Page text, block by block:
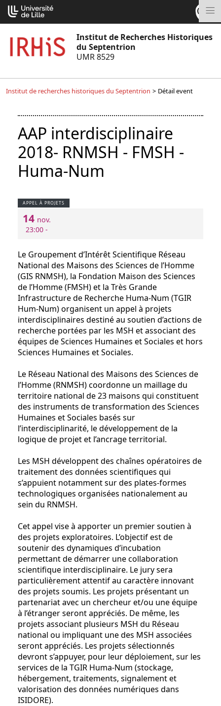
Aller
au
contenu
Institut de Recherches Historiques
du Septentrion
UMR 8529
Institut de recherches historiques du Septentrion > Détail event
AAP interdisciplinaire
2018- RNMSH - FMSH -
Huma-Num
APPEL À PROJETS
14 nov.
23:00 -
Le Groupement d’Intérêt Scientifique Réseau
National des Maisons des Sciences de l’Homme
(GIS RNMSH), la Fondation Maison des Sciences
de l’Homme (FMSH) et la Très Grande
Infrastructure de Recherche Huma-Num (TGIR
Hum-Num) organisent un appel à projets
interdisciplinaires destiné au soutien d’actions de
recherche portées par les MSH et associant des
équipes de Sciences Humaines et Sociales et hors
Sciences Humaines et Sociales.
Le Réseau National des Maisons des Sciences de
l’Homme (RNMSH) coordonne un maillage du
territoire national de 23 maisons qui constituent
des instruments de transformation des Sciences
Humaines et Sociales basés sur
l’interdisciplinarité, le développement de la
logique de projet et l’ancrage territorial.
Les MSH développent des chaînes opératoires de
traitement des données scientifiques qui
s’appuient notamment sur des plates-formes
technologiques organisées nationalement au
sein du RNMSH.
Cet appel vise à apporter un premier soutien à
des projets exploratoires. L’objectif est de
soutenir des dynamiques d’incubation
permettant de démarrer une collaboration
scientifique interdisciplinaire. Le jury sera
particulièrement attentif au caractère innovant
des projets soumis. Les projets présentant un
partenariat avec un chercheur et/ou une équipe
à l’étranger seront appréciés. De même, les
projets associant plusieurs MSH du Réseau
national ou impliquant une des MSH associées
seront appréciés. Les projets sélectionnés
devront s’appuyer, pour leur déploiement, sur les
services de la TGIR Huma-Num (stockage,
hébergement, traitements, signalement et
valorisation des données numériques dans
ISIDORE).
Cookies management panel